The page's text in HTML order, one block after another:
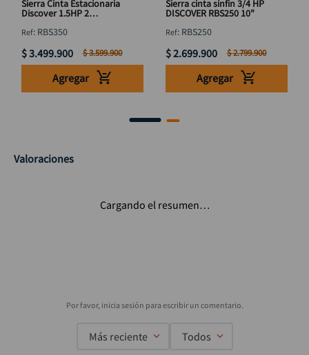
Sierra Cinta Estacionaria
Discover 1.5HP 2
: RBS350
$3.499.900 $3.599.900
Agregar
Sierra cinta sinfin 3/4 HP
DISCOVER RBS250 10"
: RBS250
$2.699.900 $2.799.900
Agregar
Valoraciones
Cargando el resumen…
Más reciente Todos